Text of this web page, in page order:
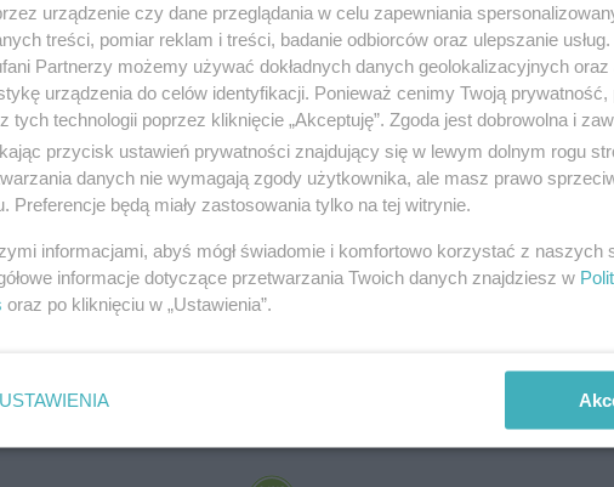
ogłoszenie nie istnieje lub nie jest jeszcze aktywne!
urządzenie czy dane przeglądania w celu zapewniania
treści, pomiar reklam i treści, badanie odbiorców oraz ulepszanie
Partnerzy możemy używać dokładnych danych geolokalizacyjnych
urządzenia do celów identyfikacji. Ponieważ cenimy Twoją prywatność,
tych technologii poprzez kliknięcie „Akceptuję”. Zgoda jest dobrowolna i
przycisk ustawień prywatności znajdujący się w lewym dolnym rogu
danych nie wymagają zgody użytkownika, ale masz prawo
Preferencje będą miały zastosowania tylko na tej witrynie.
informacjami, abyś mógł świadomie i komfortowo korzystać z naszych
informacje dotyczące przetwarzania Twoich danych znajdziesz w
oraz po kliknięciu w „Ustawienia”.
USTAWIENIA